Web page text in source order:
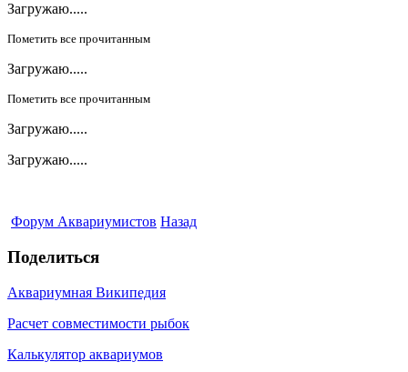
Загружаю.....
Пометить все прочитанным
Загружаю.....
Пометить все прочитанным
Загружаю.....
Загружаю.....
Форум Аквариумистов Назад
Поделиться
Аквариумная Википедия
Расчет совместимости рыбок
Калькулятор аквариумов